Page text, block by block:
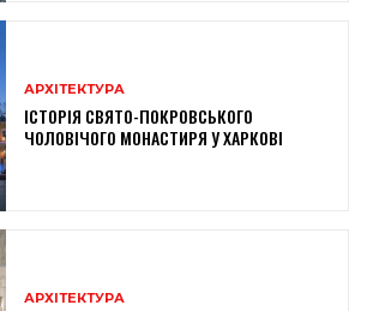
АРХІТЕКТУРА
ІСТОРІЯ СВЯТО-ПОКРОВСЬКОГО
ЧОЛОВІЧОГО МОНАСТИРЯ У ХАРКОВІ
АРХІТЕКТУРА